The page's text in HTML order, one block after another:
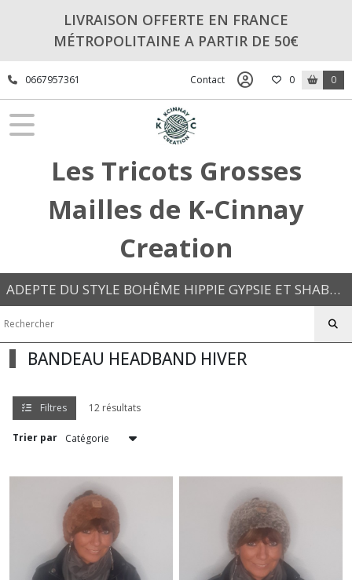
LIVRAISON OFFERTE EN FRANCE
MÉTROPOLITAINE A PARTIR DE 50€
0667957361 Contact 0 0
Les Tricots Grosses
Mailles de K-Cinnay
Creation
ADEPTE DU STYLE BOHÊME HIPPIE GYPSIE ET SHABBY CHIC VENEZ DÉCOUVRIR LES TRICOTS GROSSE MAILLE KC EN PIÈCES UNIQUES OU EN SÉRIES LIMITÉES
BANDEAU HEADBAND HIVER
Filtres 12 résultats
Trier par
FILTRES
Tous
les
produits
ETOLES
ÉCHARPES
CHAPEAUX
DE
(1)
(2)
BONNET
ÉCHARPE
ENSEMBLE